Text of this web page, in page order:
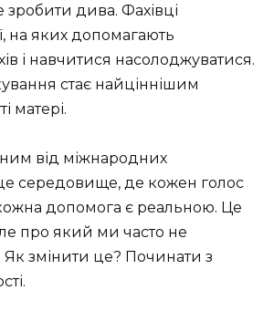
дива. Фахівці
на яких допомагають
і навчитися насолоджуватися.
стає найціннішим
матері.
від міжнародних
середовище, де кожен голос
допомога є реальною. Це
про який ми часто не
змінити це? Починати з